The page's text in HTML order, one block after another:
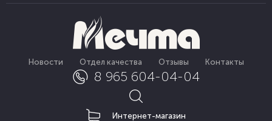
Новости Отдел качества Отзывы Контакты
8 965 604-04-04
Интернет-магазин